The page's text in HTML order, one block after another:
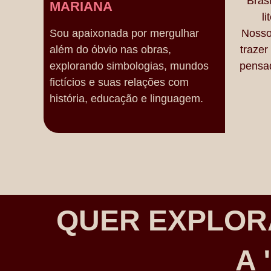
MARIANA
Sou apaixonada por mergulhar
além do óbvio nas obras,
explorando simbologias, mundos
fictícios e suas relações com
história, educação e linguagem.
trazer
QUER
A